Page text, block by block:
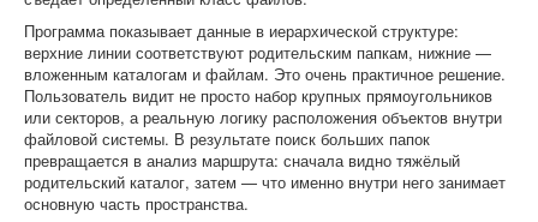
Программа показывает данные в иерархической структуре:
верхние линии соответствуют родительским папкам, нижние —
вложенным каталогам и файлам. Это очень практичное решение.
Пользователь видит не просто набор крупных прямоугольников
или секторов, а реальную логику расположения объектов внутри
файловой системы. В результате поиск больших папок
превращается в анализ маршрута: сначала видно тяжёлый
родительский каталог, затем — что именно внутри него занимает
основную часть пространства.